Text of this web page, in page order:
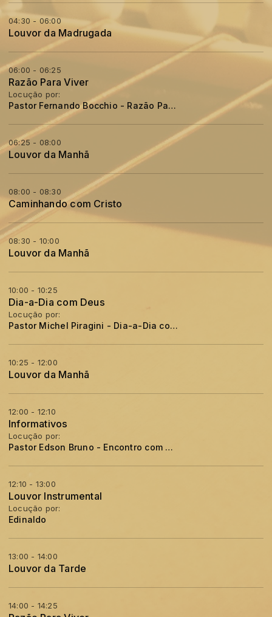
04:30 - 06:00
Louvor da Madrugada
06:00 - 06:25
Razão Para Viver
Locução por:
Pastor Fernando Bocchio - Razão Para Viver
06:25 - 08:00
Louvor da Manhã
08:00 - 08:30
Caminhando com Cristo
08:30 - 10:00
Louvor da Manhã
10:00 - 10:25
Dia-a-Dia com Deus
Locução por:
Pastor Michel Piragini - Dia-a-Dia com Deus
10:25 - 12:00
Louvor da Manhã
12:00 - 12:10
Informativos
Locução por:
Pastor Edson Bruno - Encontro com a Palavra
12:10 - 13:00
Louvor Instrumental
Locução por:
Edinaldo
13:00 - 14:00
Louvor da Tarde
14:00 - 14:25